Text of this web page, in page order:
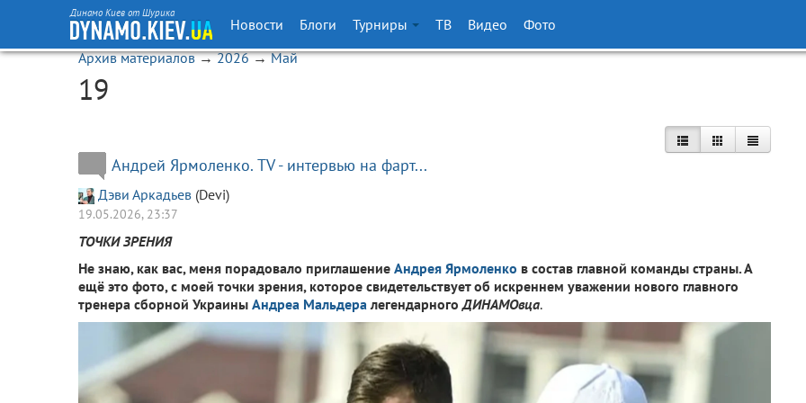
Динамо Киев от Шурика
Новости Блоги Турниры ТВ Видео
Фото
Архив материалов→2026→Май
19
Андрей Ярмоленко. TV - интервью на фарт...
Дэви Аркадьев (Devi)
19.05.2026, 23:37
ТОЧКИ ЗРЕНИЯ
Не знаю, как вас, меня порадовало приглашение Андрея Ярмоленко в состав главной команды страны. А
ещё это фото, с моей точки зрения, которое свидетельствует об искреннем уважении нового главного
тренера сборной Украины Андреа Мальдера легендарногоДИНАМОвца.